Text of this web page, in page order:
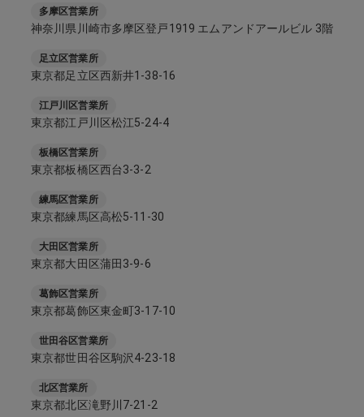
多摩区営業所
神奈川県川崎市多摩区登戸1919 エムアンドアールビル 3階
足立区営業所
東京都足立区西新井1-38-16
江戸川区営業所
東京都江戸川区松江5-24-4
板橋区営業所
東京都板橋区西台3-3-2
練馬区営業所
東京都練馬区高松5-11-30
大田区営業所
東京都大田区蒲田3-9-6
葛飾区営業所
東京都葛飾区東金町3-17-10
世田谷区営業所
東京都世田谷区駒沢4-23-18
北区営業所
東京都北区滝野川7-21-2